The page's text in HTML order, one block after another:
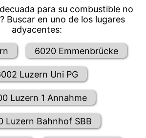
para su combustible no
Buscar en uno de los lugares
adyacentes:
6020 Emmenbrücke
Luzern Uni PG
Luzern 1 Annahme
Luzern Bahnhof SBB